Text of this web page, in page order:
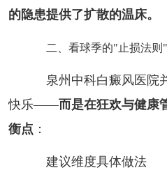
的隐患提供了扩散的温床。
二、看球季的"止损法
泉州中科白癜风医院
快乐——而是在狂欢与健康
衡点 ：
建议维度具体做法